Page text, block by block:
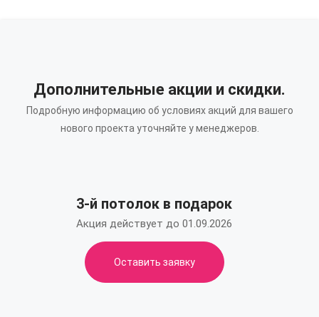
Дополнительные акции и скидки.
Подробную информацию об условиях акций для вашего
нового проекта уточняйте у менеджеров.
3-й потолок в подарок
Акция действует до 01.09.2026
Оставить заявку